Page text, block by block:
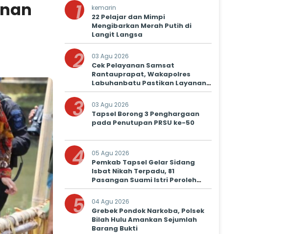
1 kemarin
22 Pelajar dan Mimpi
Mengibarkan Merah Putih di
Langit Langsa
2 03 Agu 2026
Cek Pelayanan Samsat
Rantauprapat, Wakapolres
Labuhanbatu Pastikan Layanan
Prima untuk Masyarakat
3 03 Agu 2026
Tapsel Borong 3 Penghargaan
pada Penutupan PRSU ke-50
4 05 Agu 2026
Pemkab Tapsel Gelar Sidang
Isbat Nikah Terpadu, 81
Pasangan Suami Istri Peroleh
Kepastian Hukum
5 04 Agu 2026
Grebek Pondok Narkoba, Polsek
Bilah Hulu Amankan Sejumlah
Barang Bukti